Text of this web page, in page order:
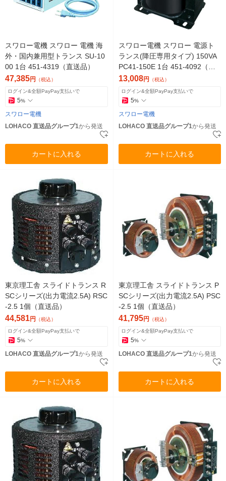
スワロー電機 スワロー 電機 海
外・国内兼用型トランス SU-10
00 1台 451-4319（直送品）
47,385円 （税込）
ログイン&全額PayPay支払いで
5%
スワロー電機
LOHACO 直送品グループ1から発送
カートに入れる
スワロー電機 スワロー 電源ト
ランス(降圧専用タイプ) 150VA
PC41-150E 1台 451-4092（直
送品）
13,008円 （税込）
ログイン&全額PayPay支払いで
5%
スワロー電機
LOHACO 直送品グループ1から発送
カートに入れる
東京理工舎 スライドトランス R
SCシリーズ(出力電流2.5A) RSC
-2.5 1個（直送品）
44,581円 （税込）
ログイン&全額PayPay支払いで
5%
LOHACO 直送品グループ1から発送
カートに入れる
東京理工舎 スライドトランス P
SCシリーズ(出力電流2.5A) PSC
-2.5 1個（直送品）
41,795円 （税込）
ログイン&全額PayPay支払いで
5%
LOHACO 直送品グループ1から発送
カートに入れる